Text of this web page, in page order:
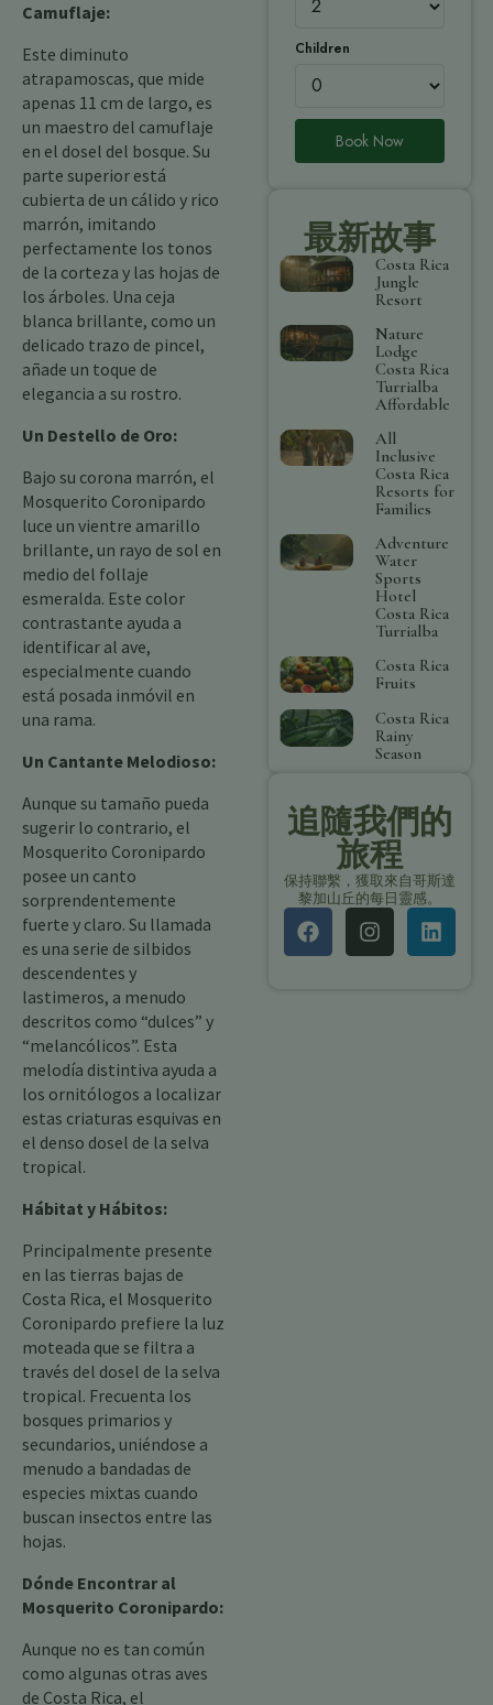
Camuflaje:
Este diminuto
atrapamoscas, que mide
apenas 11 cm de largo, es
un maestro del camuflaje
en el dosel del bosque. Su
parte superior está
cubierta de un cálido y rico
marrón, imitando
perfectamente los tonos
de la corteza y las hojas de
los árboles. Una ceja
blanca brillante, como un
delicado trazo de pincel,
añade un toque de
elegancia a su rostro.
Un Destello de Oro:
Bajo su corona marrón, el
Mosquerito Coronipardo
luce un vientre amarillo
brillante, un rayo de sol en
medio del follaje
esmeralda. Este color
contrastante ayuda a
identificar al ave,
especialmente cuando
está posada inmóvil en
una rama.
Un Cantante Melodioso:
Aunque su tamaño pueda
sugerir lo contrario, el
Mosquerito Coronipardo
posee un canto
sorprendentemente
fuerte y claro. Su llamada
es una serie de silbidos
descendentes y
lastimeros, a menudo
descritos como “dulces” y
“melancólicos”. Esta
melodía distintiva ayuda a
los ornitólogos a localizar
estas criaturas esquivas en
el denso dosel de la selva
tropical.
Hábitat y Hábitos:
Principalmente presente
en las tierras bajas de
Costa Rica, el Mosquerito
Coronipardo prefiere la luz
moteada que se filtra a
través del dosel de la selva
tropical. Frecuenta los
bosques primarios y
secundarios, uniéndose a
menudo a bandadas de
especies mixtas cuando
buscan insectos entre las
hojas.
Dónde Encontrar al
Mosquerito Coronipardo:
Aunque no es tan común
como algunas otras aves
de Costa Rica, el
Children
Book Now
最新故事
Costa Rica
Jungle
Resort
Nature
Lodge
Costa Rica
Turrialba
Affordable
All
Inclusive
Costa Rica
Resorts for
Families
Adventure
Water
Sports
Hotel
Costa Rica
Turrialba
Costa Rica
Fruits
Costa Rica
Rainy
Season
追隨我們的
旅程
保持聯繫，獲取來自哥斯達
黎加山丘的每日靈感。